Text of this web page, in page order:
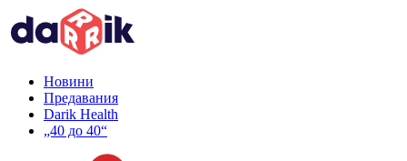
Новини
Предавания
Darik Health
„40 до 40“